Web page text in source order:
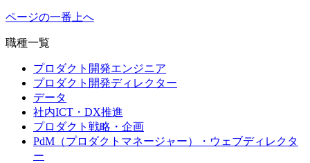
ページの一番上へ
職種一覧
プロダクト開発エンジニア
プロダクト開発ディレクター
データ
社内ICT・DX推進
プロダクト戦略・企画
PdM（プロダクトマネージャー）・ウェブディレクタ
ー